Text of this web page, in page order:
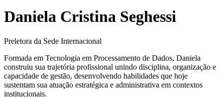
Daniela Cristina Seghessi
Preletora da Sede Internacional
Formada em Tecnologia em Processamento de Dados, Daniela
construiu sua trajetória profissional unindo disciplina, organização e
capacidade de gestão, desenvolvendo habilidades que hoje
sustentam sua atuação estratégica e administrativa em contextos
institucionais.